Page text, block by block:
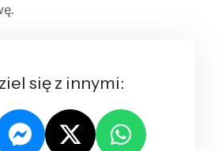
się z innymi: